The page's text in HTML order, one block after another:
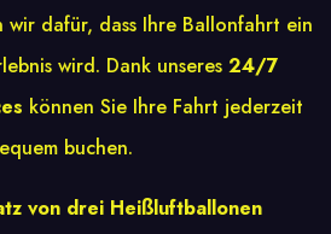
wir dafür, dass Ihre Ballonfahrt ein
wird. Dank unseres 24/7
können Sie Ihre Fahrt jederzeit
buchen.
von drei Heißluftballonen